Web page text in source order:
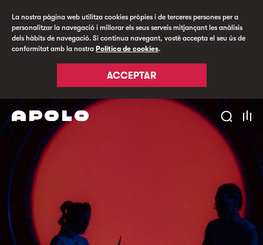
La nostra pàgina web utilitza cookies pròpies i de terceres persones per a
personalitzar la navegació i millorar els seus serveis mitjançant les anàlisis
dels hàbits de navegació. Si continua navegant, vostè accepta el seu ús de
conformitat amb la nostra Política de cookies.
ACCEPTAR